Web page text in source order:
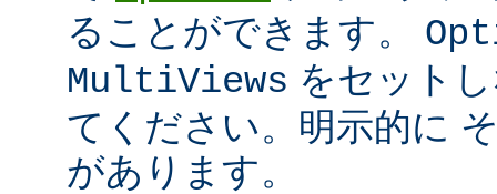
ることができます。
MultiViews をセット
てください。明示的に
があります。